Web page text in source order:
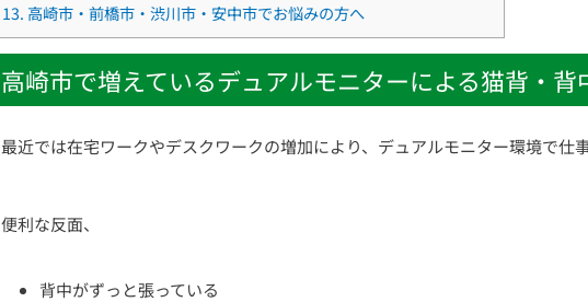
13. 高崎市・前橋市・渋川市・安中市でお悩みの方へ
高崎市で増えているデュアルモニターによる猫背・背
最近では在宅ワークやデスクワークの増加により、デュアルモニター環境で仕
便利な反面、
背中がずっと張っている